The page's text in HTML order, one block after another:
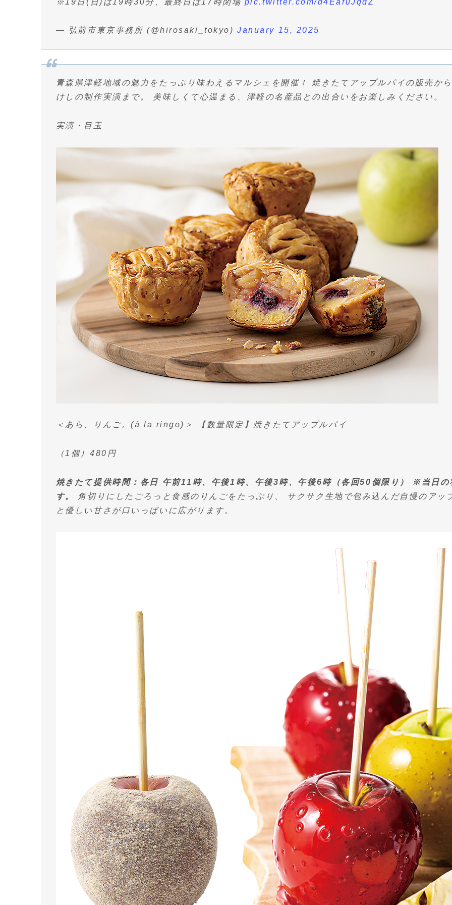
— 弘前市東京事務所 (@hirosaki_tokyo)January 15, 2025
青森県津軽地域の魅力をたっぷり味わえるマルシェを開催！ 焼きたてアップルパイの販売か
けしの制作実演まで。 美味しくて心温まる、津軽の名産品との出合いをお楽しみください。
実演・目玉
＜あら、りんご。(á la ringo)＞ 【数量限定】焼きたてアップルパイ
（1個）480円
焼きたて提供時間：各日 午前11時、午後1時、午後3時、午後6時（各回50個限り） ※当日
す。
角切りにしたごろっと食感のりんごをたっぷり、 サクサク生地で包み込んだ自慢のア
と優しい甘さが口いっぱいに広がります。